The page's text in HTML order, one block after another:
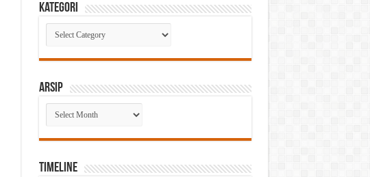
Kategori
Kategori
Arsip
Arsip
Timeline